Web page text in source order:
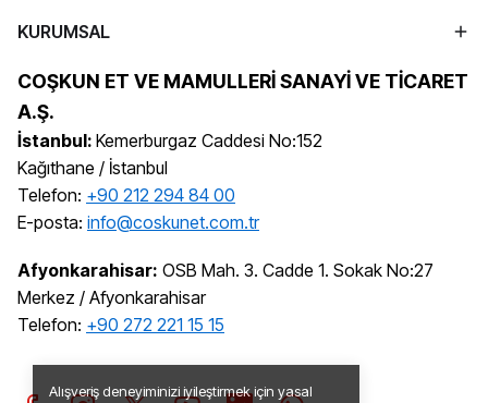
Alışveriş deneyiminizi iyileştirmek için yasal
KURUMSAL
COŞKUN ET VE MAMULLERİ SANAYİ VE TİCARET
A.Ş.
İstanbul: Kemerburgaz Caddesi No:152
Kağıthane / İstanbul
Telefon: +90 212 294 84 00
E-posta: info@coskunet.com.tr
Afyonkarahisar: OSB Mah. 3. Cadde 1. Sokak No:27
Merkez / Afyonkarahisar
Telefon: +90 272 221 15 15